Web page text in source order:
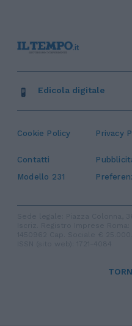
Cookie Policy Privacy
Contatti
Modello 231
Edicola digitale